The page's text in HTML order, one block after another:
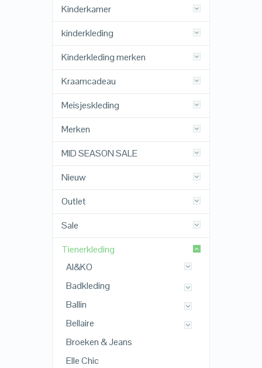
Kinderkamer
kinderkleding
Kinderkleding merken
Kraamcadeau
Meisjeskleding
Merken
MID SEASON SALE
Nieuw
Outlet
Sale
Tienerkleding
AI&KO
Badkleding
Ballin
Bellaire
Broeken & Jeans
Elle Chic